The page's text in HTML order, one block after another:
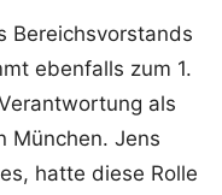
Bereichsvorstands
ebenfalls zum 1.
als
München. Jens
hatte diese Rolle